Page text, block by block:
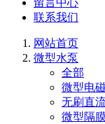
留言中心
联系我们
网站首页
微型水泵
全部
微型电
无刷直
微型隔